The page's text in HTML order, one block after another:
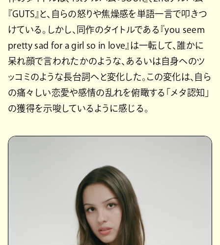
『GUTS』と、自らの怒りや焦燥感を単語一言で叩きつ
けている。しかし、同作のタイトルである『you seem
pretty sad for a girl so in love』は一転して、誰かに
呆れ顔で言われたかのような、あるいは自身へのツ
ッコミのような長台詞へと変化した。この変化は、自ら
の痛々しい恋愛や感情の乱れを俯瞰する「メタ認知」
の獲得を示唆しているように感じる。